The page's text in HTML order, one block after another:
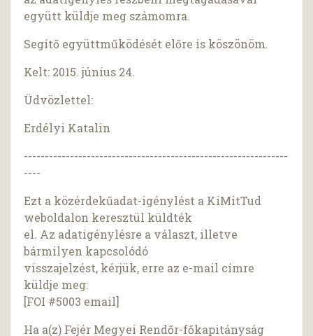
együtt küldje meg számomra.
Segítő együttműködését előre is köszönöm.
Kelt: 2015. június 24.
Üdvözlettel:
Erdélyi Katalin
---------------------------------------------------------------
----
Ezt a közérdekűadat-igénylést a KiMitTud
weboldalon keresztül küldték
el. Az adatigénylésre a választ, illetve
bármilyen kapcsolódó
visszajelzést, kérjük, erre az e-mail címre
küldje meg:
[FOI #5003 email]
Ha a(z) Fejér Megyei Rendőr-főkapitányság